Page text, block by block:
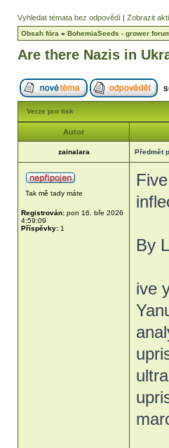
Vyhledat témata bez odpovědí | Zobrazit
Obsah fóra » BohemiaSeeds - grower
Are there Nazis in
Verze pro tisk
Autor
zainalara Předmět
Tak mě tady máte
Registrován: pon 16. bře 2026
4:59:09
Příspěvky: 1
By
ive